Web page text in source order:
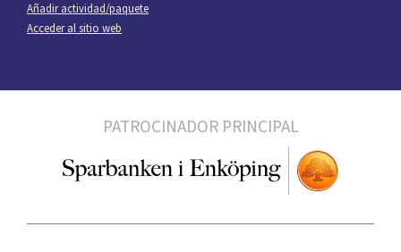
Añadir actividad/paquete
Acceder al sitio web
PATROCINADOR PRINCIPAL